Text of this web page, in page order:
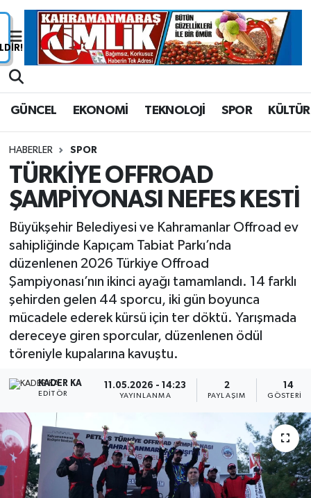
GÜNCEL EKONOMİ TEKNOLOJİ SPOR KÜLTÜR
HABERLER SPOR
TÜRKİYE OFFROAD
ŞAMPİYONASI NEFES KESTİ
Büyükşehir Belediyesi ve Kahramanlar Offroad ev
sahipliğinde Kapıçam Tabiat Parkı’nda
düzenlenen 2026 Türkiye Offroad
Şampiyonası’nın ikinci ayağı tamamlandı. 14 farklı
şehirden gelen 44 sporcu, iki gün boyunca
mücadele ederek kürsü için ter döktü. Yarışmada
dereceye giren sporcular, düzenlenen ödül
töreniyle kupalarına kavuştu.
KADER KA
EDITÖR
11.05.2026 - 14:23
YAYINLANMA
2
PAYLAŞIM
14
GÖSTERIM
Nöbetçi Eczaneler
Trafik Durumu
Süper Lig Puan Durumu ve Fikstür
Tüm Manşetler
Son Dakika Haberleri
Haber Arşivi